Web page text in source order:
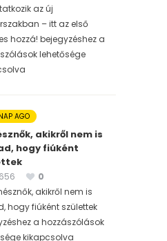
az új
– itt az első
hozzá! bejegyzéshez a
lehetősége
AGO
akikről nem is
hogy fiúként
0
akikről nem is
hogy fiúként születtek
a hozzászólások
kikapcsolva